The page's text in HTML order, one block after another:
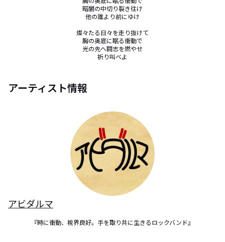
暗闇の中切り裂き往け
他の誰より前にゆけ
燦々たる日々を走り抜けて
胸の奥底に眠る衝動で
光の先へ闘志を燃やせ
祈り叫べよ
アーティスト情報
アビダルマ
『時に衝動、視界良好。手を取り共に生きるロックバンド』